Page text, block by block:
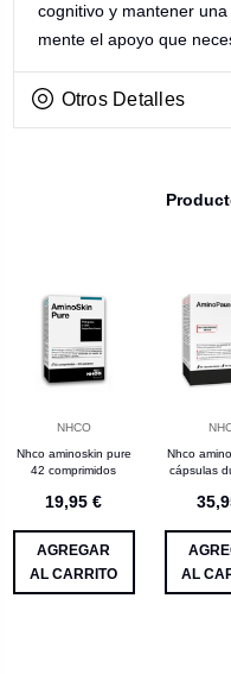
cognitivo y mantener
mente el apoyo que
Otros Detalles
NHCO
Nhco aminoskin pure
42 comprimidos
19,95 €
AGREGAR
AL CARRITO
Nhco
cápsulas
AL